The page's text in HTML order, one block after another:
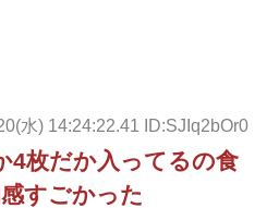
水) 14:24:22.41 ID:SJIq2bOr0
4枚だか入ってるの食
すごかった